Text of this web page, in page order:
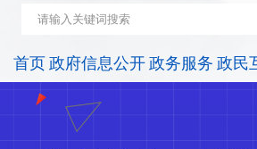
首页 政府信息公开 政务服务 政民